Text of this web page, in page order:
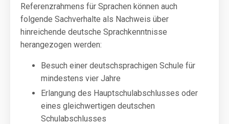
Referenzrahmens für Sprachen können auch
folgende Sachverhalte als Nachweis über
hinreichende deutsche Sprachkenntnisse
herangezogen werden:
Besuch einer deutschsprachigen Schule für
mindestens vier Jahre
Erlangung des Hauptschulabschlusses oder
eines gleichwertigen deutschen
Schulabschlusses